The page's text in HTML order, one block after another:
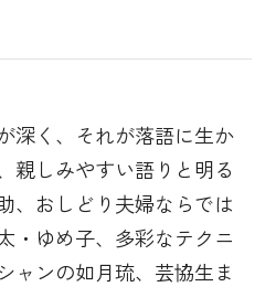
深く、それが落語に生か
親しみやすい語りと明る
、おしどり夫婦ならでは
・ゆめ子、多彩なテクニ
ャンの如月琉、芸協生ま